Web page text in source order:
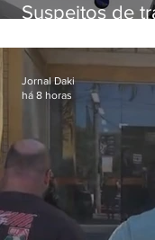
Suspeitos de
aves
Jornal Daki
há 8 horas